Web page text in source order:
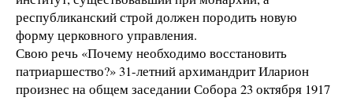
республиканский строй должен породить новую
форму церковного управления.
Свою речь «Почему необходимо восстановить
патриаршество?» 31-летний архимандрит Иларион
произнес на общем заседании Собора 23 октября 1917